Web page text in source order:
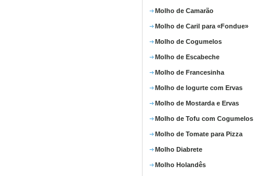
Molho de Camarão
Molho de Caril para «Fondue»
Molho de Cogumelos
Molho de Escabeche
Molho de Francesinha
Molho de Iogurte com Ervas
Molho de Mostarda e Ervas
Molho de Tofu com Cogumelos
Molho de Tomate para Pizza
Molho Diabrete
Molho Holandês